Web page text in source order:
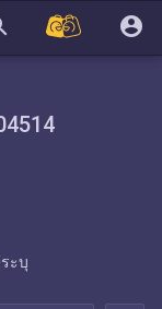
account_circle
ะบุ